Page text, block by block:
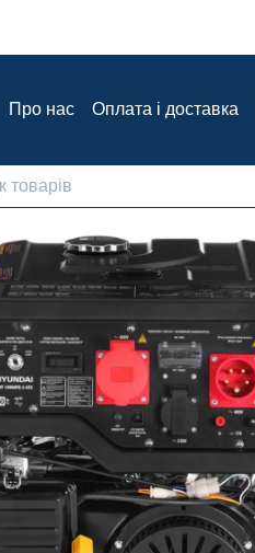
Про нас Оплата і доставка